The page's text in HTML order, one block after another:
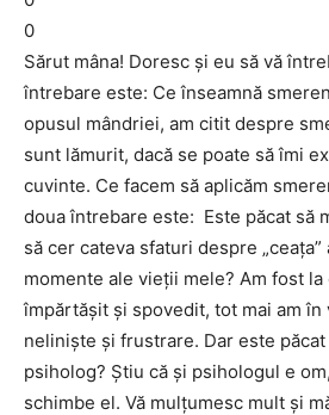
0
Sărut mâna! Doresc şi eu să vă
întrebare este: Ce înseamnă
opusul mândriei, am citit despre
sunt lămurit, dacă se poate să îmi
cuvinte. Ce facem să aplicăm
doua întrebare este: Este păcat să
să cer cateva sfaturi despre
momente ale vieţii mele? Am fost
împărtăşit şi spovedit, tot mai am în
nelinişte şi frustrare. Dar este păcat
psiholog? Ştiu că şi psihologul e
schimbe el. Vă mulţumesc mult şi